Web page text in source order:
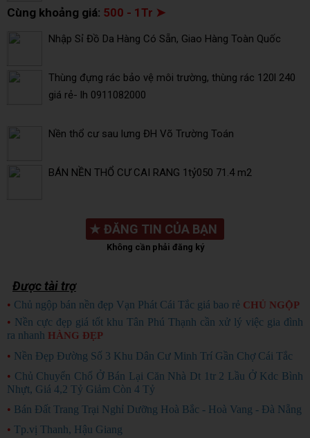
Cùng khoảng giá: 500 - 1Tr ➤
Nhập Sỉ Đồ Da Hàng Có Sẵn, Giao Hàng Toàn Quốc
Thùng đựng rác bảo vệ môi trường, thùng rác 120l 240
giá rẻ- lh 0911082000
Nền thổ cư sau lưng ĐH Võ Trường Toán
BÁN NỀN THỔ CƯ CAI RANG 1tỷ050 71.4 m2
★ ĐĂNG TIN CỦA BẠN
Không cần phải đăng ký
Được tài trợ
• Chủ ngộp bán nền đẹp Vạn Phát Cái Tắc giá bao rẻ CHỦ NGỘP
• Nền cực đẹp giá tốt khu Tân Phú Thạnh cần xử lý việc gia đình
ra nhanh HÀNG ĐẸP
• Nền Đẹp Đường Số 3 Khu Dân Cư Minh Trí Gần Chợ Cái Tắc
• Chủ Chuyển Chổ Ở Bán Lại Căn Nhà Dt 1tr 2 Lầu Ở Kdc Bình
Nhựt, Giá 4,2 Tỷ Giảm Còn 4 Tỷ
• Bán Đất Trang Trại Nghỉ Dưỡng Hoà Bắc - Hoà Vang - Đà Nẵng
• Tp.vị Thanh, Hậu Giang